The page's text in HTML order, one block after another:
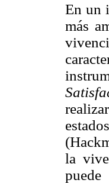
En un
más
la